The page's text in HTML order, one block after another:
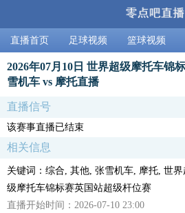
直播首页 足球视频 篮球视频
2026年07月10日 世界超级摩托车锦
雪机车 vs 摩托直播
直播信号
该赛事直播已结束
相关信息
关键词：综合, 其他, 张雪机车, 摩托, 世
级摩托车锦标赛英国站超级杆位赛
直播开始时间：2026-07-10 23:00